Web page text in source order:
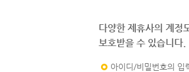
다양한 제휴사의 계정
보호받을 수 있습니다.
아이디/비밀번호의 입